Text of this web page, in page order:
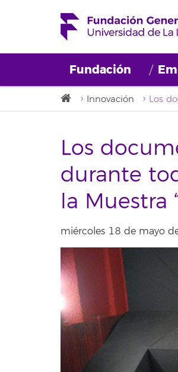
Fundación
Innovación
Los
durante
la Muestra
miércoles 18 de mayo